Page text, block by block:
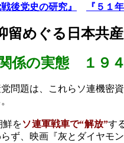
後党史の研究』 『５１
留めぐる日本共
係の実態 １９
問題は、これらソ連機密
をソ連軍戦車で“解放”す
ず、映画『灰とダイヤ